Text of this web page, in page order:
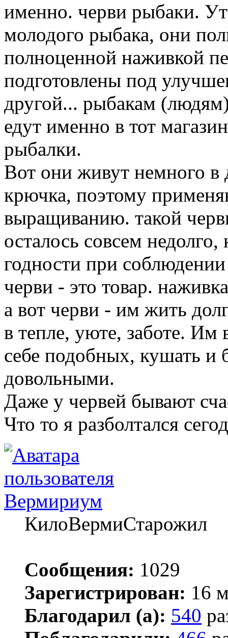
именно. черви рыбаки.
молодого рыбака, они
полноценной наживкой
подготовлены под
другой... рыбакам
едут именно в тот
рыбалки.
Вот они живут немного в
крючка, поэтому
выращиванию. такой
осталось совсем
годности при
черви - это товар.
а вот черви - им жить
в тепле, уюте, заботе. Им
себе подобных, кушать и
довольными.
Даже у червей бывают
Что то я разболтался
Вермириум
КилоВермиСтарожил
Сообщения: 1029
Зарегистрирован: 16
Благодарил (а): 540